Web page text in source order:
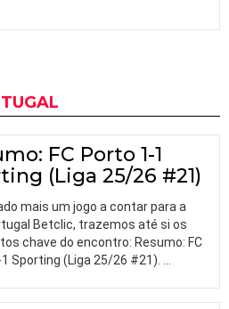
FC Porto 1-1
(Liga 25/26 #21)
mais um jogo a contar para a
Betclic, trazemos até si os
chave do encontro: Resumo: FC
Sporting (Liga 25/26 #21).